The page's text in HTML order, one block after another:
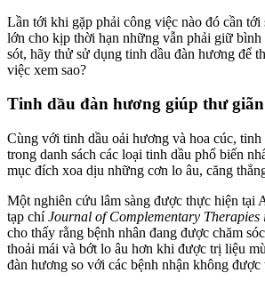
Lần tới khi gặp phải công việc nào đó cần tới
lớn cho kịp thời hạn những vẫn phải giữ
sót, hãy thử sử dụng tinh dầu đàn hương để
việc xem sao?
Tinh dầu đàn hương giúp thư
Cùng với tinh dầu oải hương và hoa cúc, tinh
trong danh sách các loại tinh dầu phổ biến
mục đích xoa dịu những cơn lo âu, căng
Một nghiên cứu lâm sàng được thực hiện tại
tạp chíJournal of Complementary
cho thấy rằng bệnh nhân đang được chăm
thoải mái và bớt lo âu hơn khi được trị liệu
đàn hương so với các bệnh nhận không được